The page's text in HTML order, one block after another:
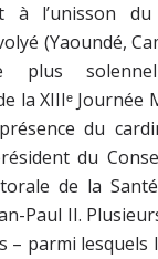
jour
du mois
nœuds
par Marie
à l’unisson du
(Yaoundé,
plus
la XIIIᵉ Journée
du
du
de la
Paul II.
– parmi lesquels